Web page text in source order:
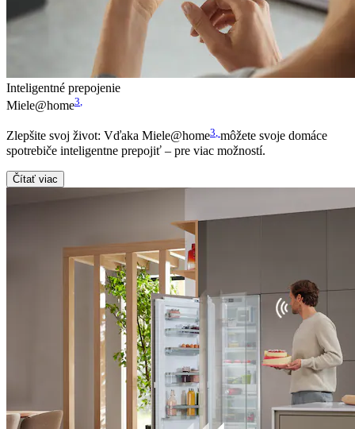
Inteligentné prepojenie
Miele@home3,
Zlepšite svoj život: Vďaka Miele@home3 môžete svoje domáce
spotrebiče inteligentne prepojiť – pre viac možností.
Čítať viac